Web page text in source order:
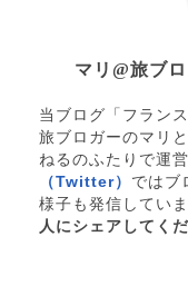
マリ@旅ブ
当ブログ「フラン
旅ブロガーのマリ
ねるのふたりで運
（Twitter） ではブ
様子も発信していま
人にシェアしてく